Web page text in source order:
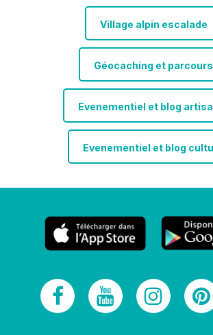
Village alpin escalade
Géocaching et parcours
Evenementiel et blog
Evenementiel et blog